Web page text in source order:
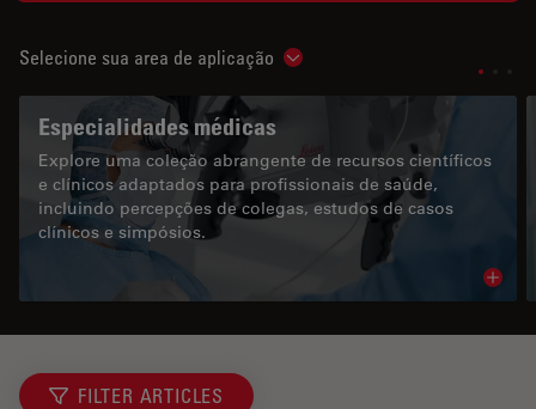
Selecione sua area de aplicação Show subnavigation
Especialidades médicas
Explore uma coleção abrangente de recursos científicos
e clínicos adaptados para profissionais de saúde,
incluindo percepções de colegas, estudos de casos
clínicos e simpósios.
FILTER ARTICLES